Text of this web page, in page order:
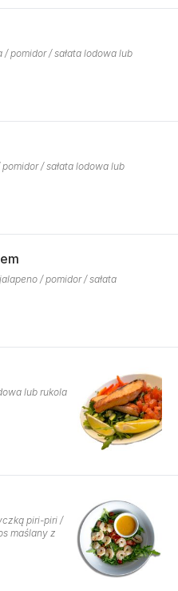
pomidor / sałata lodowa lub
/ sałata lodowa lub
/ pomidor / sałata
lub rukola
piri-piri /
maślany z